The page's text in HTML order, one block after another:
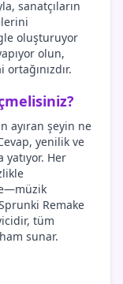
sanatçıların
oluşturuyor
olun,
ortağınızdır.
ayıran şeyin ne
yenilik ve
yatıyor. Her
Remake
tüm
sunar.